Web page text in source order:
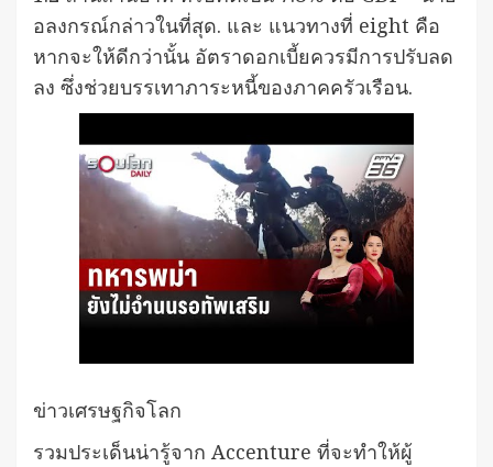
อลงกรณ์กล่าวในที่สุด. และ แนวทางที่ eight คือ
หากจะให้ดีกว่านั้น อัตราดอกเบี้ยควรมีการปรับลด
ลง ซึ่งช่วยบรรเทาภาระหนี้ของภาคครัวเรือน.
ข่าวเศรษฐกิจโลก
รวมประเด็นน่ารู้จาก Accenture ที่จะทำให้ผู้